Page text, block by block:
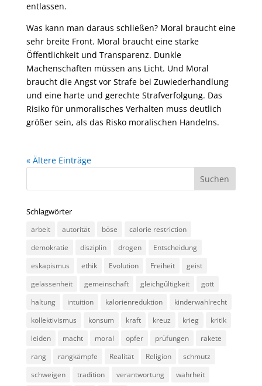
entlassen.
Was kann man daraus schließen? Moral braucht eine
sehr breite Front. Moral braucht eine starke
Öffentlichkeit und Transparenz. Dunkle
Machenschaften müssen ans Licht. Und Moral
braucht die Angst vor Strafe bei Zuwiederhandlung
und eine harte und gerechte Strafverfolgung. Das
Risiko für unmoralisches Verhalten muss deutlich
größer sein, als das Risko moralischen Handelns.
« Ältere Einträge
Schlagwörter
arbeit autorität böse
calorie restriction
demokratie
disziplin drogen
Entscheidung
eskapismus
ethik Evolution Freiheit
geist
gelassenheit
gemeinschaft gleichgültigkeit
gott
haltung
intuition kalorienreduktion
kinderwahlrecht
kollektivismus
konsum kraft kreuz krieg
kritik
leiden
macht moral opfer prüfungen
rakete
rang
rangkämpfe Realität Religion
schmutz
schweigen
tradition verantwortung
wahrheit